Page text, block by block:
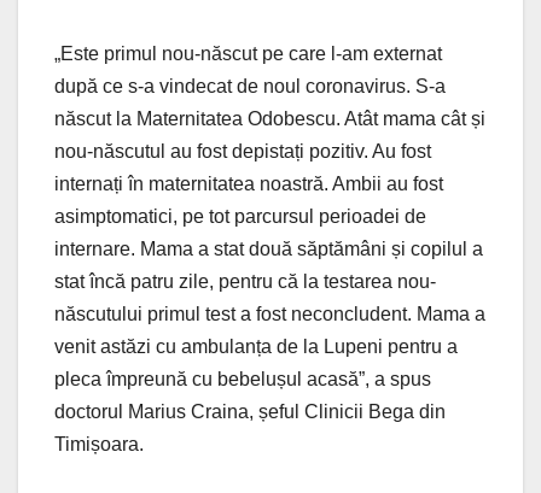
„Este primul nou-născut pe care l-am externat
după ce s-a vindecat de noul coronavirus. S-a
născut la Maternitatea Odobescu. Atât mama cât și
nou-născutul au fost depistați pozitiv. Au fost
internați în maternitatea noastră. Ambii au fost
asimptomatici, pe tot parcursul perioadei de
internare. Mama a stat două săptămâni și copilul a
stat încă patru zile, pentru că la testarea nou-
născutului primul test a fost neconcludent. Mama a
venit astăzi cu ambulanța de la Lupeni pentru a
pleca împreună cu bebelușul acasă”, a spus
doctorul Marius Craina, șeful Clinicii Bega din
Timișoara.